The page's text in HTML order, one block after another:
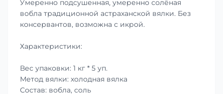
Умеренно подсушенная, умеренно солёная
вобла традиционной астраханской вялки. Без
консервантов, возможна с икрой.
Характеристики:
Вес упаковки: 1 кг * 5 уп.
Метод вялки: холодная вялка
Состав: вобла, соль